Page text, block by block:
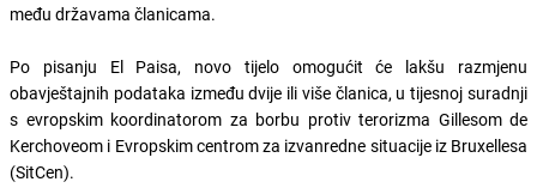
među državama članicama.
Po pisanju El Paisa, novo tijelo omogućit će lakšu razmjenu
obavještajnih podataka između dvije ili više članica, u tijesnoj suradnji
s evropskim koordinatorom za borbu protiv terorizma Gillesom de
Kerchoveom i Evropskim centrom za izvanredne situacije iz Bruxellesa
(SitCen).